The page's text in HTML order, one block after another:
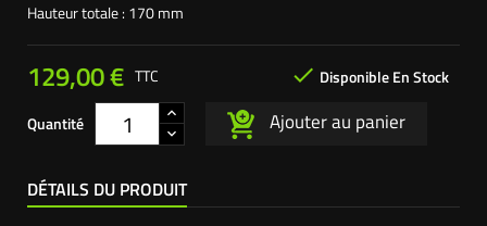
Hauteur totale : 170 mm
129,00 €  Disponible En Stock
TTC
Quantité Ajouter au panier
DÉTAILS DU PRODUIT